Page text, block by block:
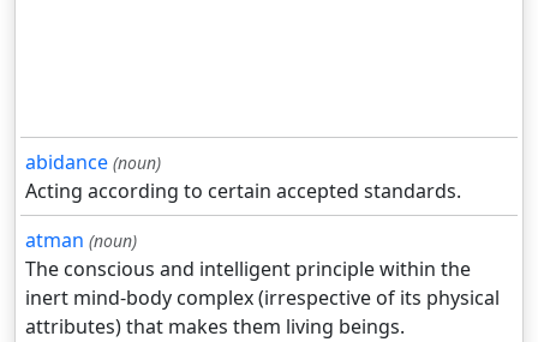
abidance (noun)
Acting according to certain accepted standards.
atman (noun)
The conscious and intelligent principle within the
inert mind-body complex (irrespective of its physical
attributes) that makes them living beings.